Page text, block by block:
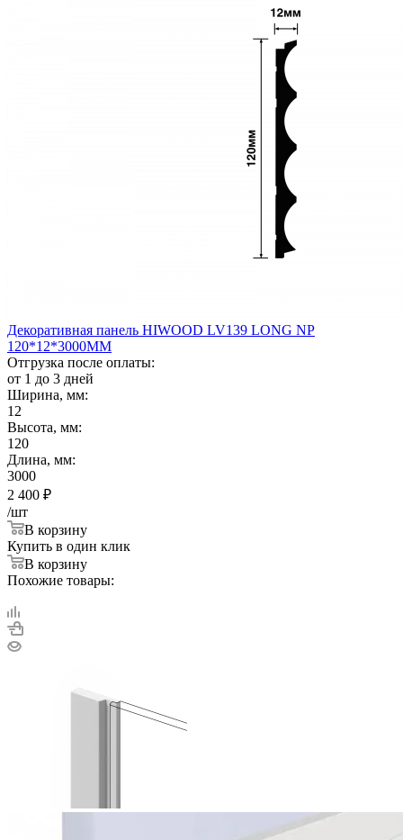
Декоративная панель HIWOOD LV139 LONG NP
120*12*3000ММ
Отгрузка после оплаты:
от 1 до 3 дней
Ширина, мм:
12
Высота, мм:
120
Длина, мм:
3000
2 400 ₽
/шт
В корзину
Купить в один клик
В корзину
Похожие товары: